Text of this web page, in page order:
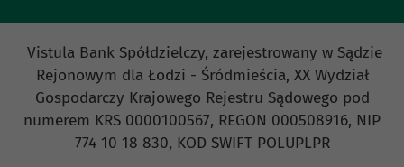
Vistula Bank Spółdzielczy, zarejestrowany w Sądzie
Rejonowym dla Łodzi - Śródmieścia, XX Wydział
Gospodarczy Krajowego Rejestru Sądowego pod
numerem KRS 0000100567, REGON 000508916, NIP
774 10 18 830, KOD SWIFT POLUPLPR